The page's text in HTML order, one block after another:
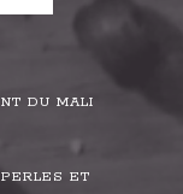
DU MALI
ET